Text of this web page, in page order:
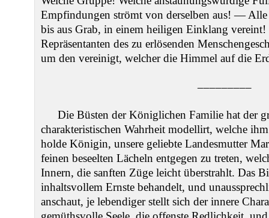
Empfindungen strömt von derselben aus! — Alle
bis aus Grab, in einem heiligen Einklang
Repräsentanten des zu erlösenden
um den vereinigt, welcher die Himmel auf die
–––––––––
Die Büsten der Königlichen Familie hat der
charakteristischen Wahrheit modellirt, welche
holde Königin, unsere geliebte Landesmutter
feinen beseelten Lächeln entgegen zu treten,
Innern, die sanften Züge leicht überstrahlt. Das
inhaltsvollem Ernste behandelt, und
anschaut, je lebendiger stellt sich der innere